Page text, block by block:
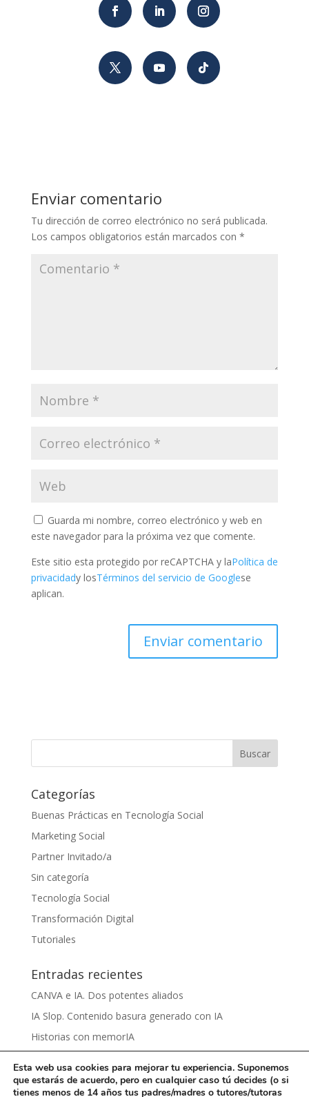
Enviar comentario
Tu dirección de correo electrónico no será publicada.
Los campos obligatorios están marcados con *
Guarda mi nombre, correo electrónico y web en
este navegador para la próxima vez que comente.
Este sitio esta protegido por reCAPTCHA y laPolítica de
privacidady losTérminos del servicio de Googlese
aplican.
Categorías
Buenas Prácticas en Tecnología Social
Marketing Social
Partner Invitado/a
Sin categoría
Tecnología Social
Transformación Digital
Tutoriales
Entradas recientes
CANVA e IA. Dos potentes aliados
IA Slop. Contenido basura generado con IA
Historias con memorIA
Ciberbullying by Damaris Grijalva
Esta web usa cookies para mejorar tu experiencia. Suponemos
que estarás de acuerdo, pero en cualquier caso tú decides (o si
tienes menos de 14 años tus padres/madres o tutores/tutoras